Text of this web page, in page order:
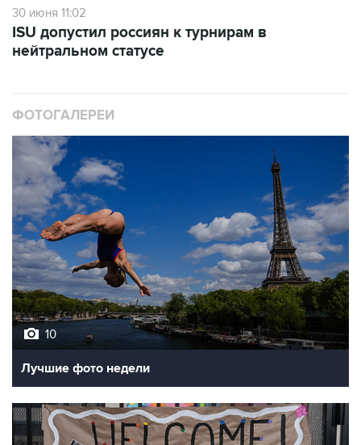
30 июня 11:02
ISU допустил россиян к турнирам в
нейтральном статусе
ФОТОГАЛЕРЕИ
10
Лучшие фото недели